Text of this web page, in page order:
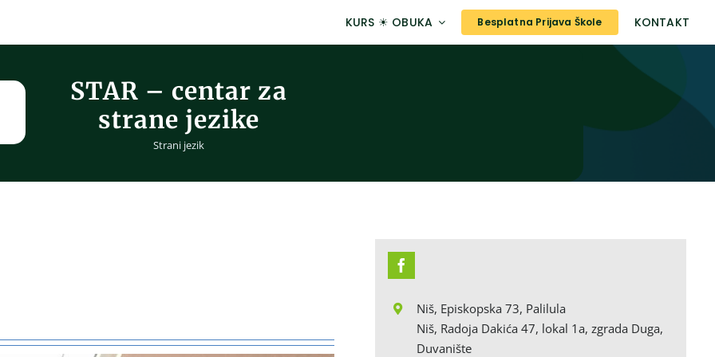
KURS ☀ OBUKA Besplatna Prijava Škole KONTAKT
STAR – centar za
strane jezike
Strani jezik
Niš, Episkopska 73, Palilula
Niš, Radoja Dakića 47, lokal 1a, zgrada Duga,
Duvanište